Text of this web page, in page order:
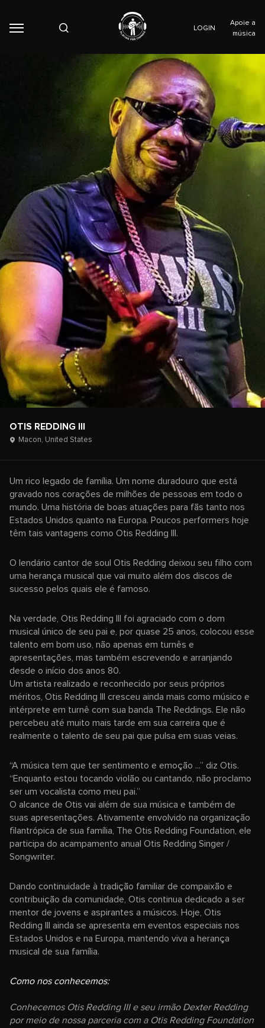
LOGIN
Apoie a
música
OTIS REDDING III
Macon, United States
Um rico legado de família. Um nome duradouro que está
gravado nos corações de milhões de pessoas em todo o
mundo. Uma história de boas atuações para fãs tanto nos
Estados Unidos quanto na Europa. Poucos performers hoje
têm tais vantagens como Otis Redding III.
O lendário cantor de soul Otis Redding deixou seu filho com
uma herança musical que vai muito além dos discos de
sucesso pelos quais ele é famoso.
Na verdade, Otis Redding III foi agraciado com o dom
musical único de seu pai e, por quase 25 anos, colocou esse
talento em bom uso, não apenas em turnês e
apresentações, mas também escrevendo e arranjando
desde o início dos anos 80.
Um artista realizado e reconhecido por seus próprios
méritos, Otis Redding III cresceu ainda mais como músico e
intérprete em turnê com sua banda The Reddings. Ele não
percebeu até muito mais tarde em sua carreira que é
realmente o talento de seu pai que pulsa em suas veias.
“A música tem que ter sentimento e emoção ...” diz Otis.
“Enquanto estou tocando violão ou cantando, não proclamo
ser um vocalista como meu pai.”
O alcance de Otis vai além de sua música e também de
suas apresentações. Ativamente envolvido na organização
filantrópica de sua família, The Otis Redding Foundation, ele
participa do acampamento anual Otis Redding Singer /
Songwriter.
Dando continuidade à tradição familiar de compaixão e
contribuição da comunidade, Otis continua dedicado a ser
mentor de jovens e aspirantes a músicos. Hoje, Otis
Redding III ainda se apresenta em eventos especiais nos
Estados Unidos e na Europa, mantendo viva a herança
musical de sua família.
Como nos conhecemos:
Conhecemos Otis Redding III e seu irmão Dexter Redding
por meio de nossa parceria com a Otis Redding Foundation